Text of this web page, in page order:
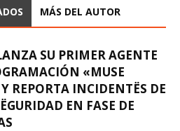
MÁS DEL AUTOR
SU PRIMER AGENTE
«MUSE
REPORTA INCIDENTËS DE
EN FASE DE